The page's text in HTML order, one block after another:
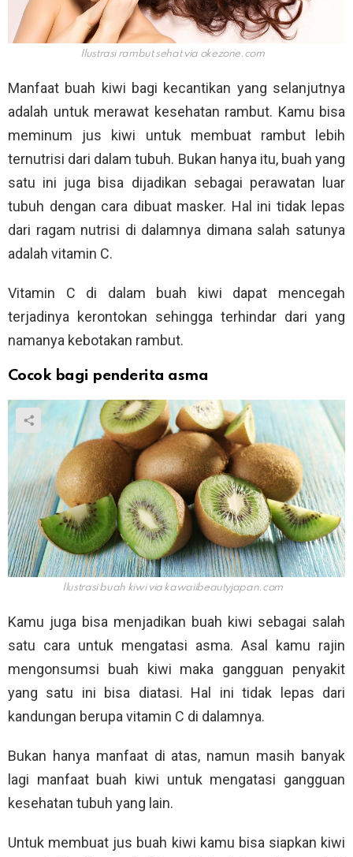
Ilustrasi rambut sehat via okezone.com
Manfaat buah kiwi bagi kecantikan yang selanjutnya
adalah untuk merawat kesehatan rambut. Kamu bisa
meminum jus kiwi untuk membuat rambut lebih
ternutrisi dari dalam tubuh. Bukan hanya itu, buah yang
satu ini juga bisa dijadikan sebagai perawatan luar
tubuh dengan cara dibuat masker. Hal ini tidak lepas
dari ragam nutrisi di dalamnya dimana salah satunya
adalah vitamin C.
Vitamin C di dalam buah kiwi dapat mencegah
terjadinya kerontokan sehingga terhindar dari yang
namanya kebotakan rambut.
Cocok bagi penderita asma
Ilustrasi buah kiwi via kawaiibeautyjapan.com
Kamu juga bisa menjadikan buah kiwi sebagai salah
satu cara untuk mengatasi asma. Asal kamu rajin
mengonsumsi buah kiwi maka gangguan penyakit
yang satu ini bisa diatasi. Hal ini tidak lepas dari
kandungan berupa vitamin C di dalamnya.
Bukan hanya manfaat di atas, namun masih banyak
lagi manfaat buah kiwi untuk mengatasi gangguan
kesehatan tubuh yang lain.
Untuk membuat jus buah kiwi kamu bisa siapkan kiwi